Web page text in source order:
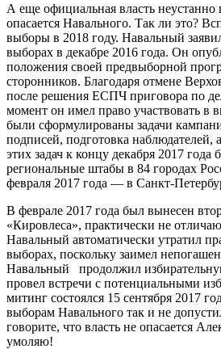
А еще официальная власть неустанно
опасается Навального. Так ли это?
выборы в 2018 году. Навальный
выборах в декабре 2016 года. Он
положения своей предвыборной
сторонников. Благодаря отмене
после решения ЕСПЧ приговора по
момент он имел право участвовать в
были сформулированы задачи
подписей, подготовка наблюдателей,
этих задач к концу декабря 2017 года
региональные штабы в 84 городах
февраля 2017 года — в Санкт-
В феврале 2017 года был вынесен
«Кировлеса», практически не
Навальный автоматически утратил
выборах, поскольку заимел
Навальный продолжил
провел встречи с потенциальными
митинг состоялся 15 сентября 2017
выборам Навального так и не
говорите, что власть не опасается
умоляю!